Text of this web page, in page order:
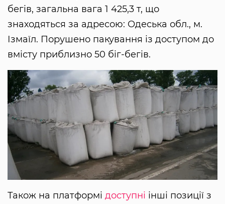
бегів, загальна вага 1 425,3 т, що
знаходяться за адресою: Одеська обл., м.
Ізмаїл. Порушено пакування із доступом до
вмісту приблизно 50 біг-бегів.
Також на платформі доступні інші позиції з